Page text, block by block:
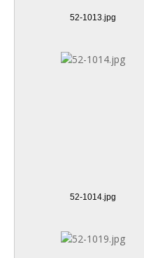
52-1013.jpg
52-1014.jpg